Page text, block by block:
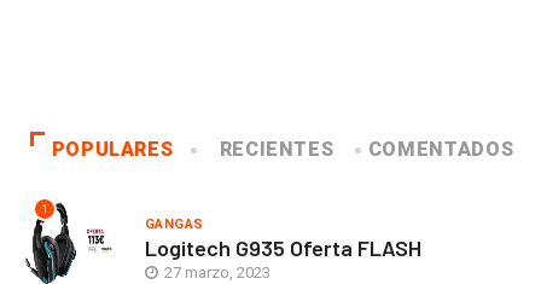
POPULARES RECIENTES COMENTADOS
1
GANGAS
Logitech G935 Oferta FLASH
27 marzo, 2023